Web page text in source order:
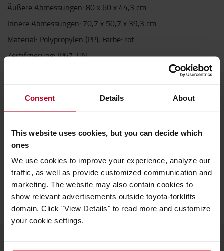
Consent Details About
This website uses cookies, but you can decide which
ones
We use cookies to improve your experience, analyze our
traffic, as well as provide customized communication and
marketing. The website may also contain cookies to
show relevant advertisements outside toyota-forklifts
domain. Click "View Details" to read more and customize
your cookie settings.
Äußere Abmessungen: 80 x 60 x 44,3 cm
Innere Abmessungen: 70,7 x 50,7 x 39,3 cm
Material: Polypropylen (PP), Farbe: rot
Zertifizierung: IP67, UN
Übersetzung:
Gewicht:10,4kg
Höhe
Breite: 6cm
Länge :8 cm
Farbe:Rot